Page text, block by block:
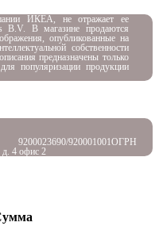
ИКЕА, не отражает ее
B.V. В магазине продаются
опубликованные на
собственности
предназначены только
популяризации продукции
920001001ОГРН
д. 4 офис 2